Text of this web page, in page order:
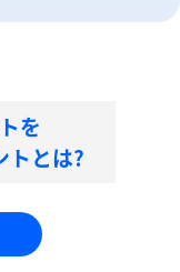
を
トとは?